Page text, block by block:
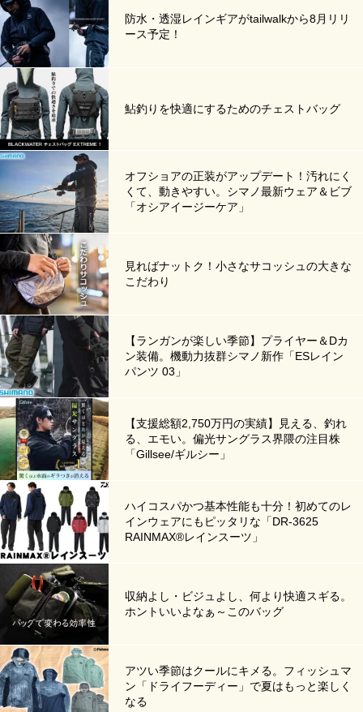
防水・透湿レインギアがtailwalkから8月リリ
ース予定！
鮎釣りを快適にするためのチェストバッグ
オフショアの正装がアップデート！汚れにく
くて、動きやすい。シマノ最新ウェア＆ビブ
「オシアイージーケア」
見ればナットク！小さなサコッシュの大きな
こだわり
【ランガンが楽しい季節】プライヤー＆Dカ
ン装備。機動力抜群シマノ新作「ESレイン
パンツ 03」
【支援総額2,750万円の実績】見える、釣れ
る、エモい。偏光サングラス界隈の注目株
「Gillsee/ギルシー」
ハイコスパかつ基本性能も十分！初めてのレ
インウェアにもピッタリな「DR-3625
RAINMAX®レインスーツ」
収納よし・ビジュよし、何より快適スギる。
ホントいいよなぁ～このバッグ
アツい季節はクールにキメる。フィッシュマ
ン「ドライフーディー」で夏はもっと楽しく
なる